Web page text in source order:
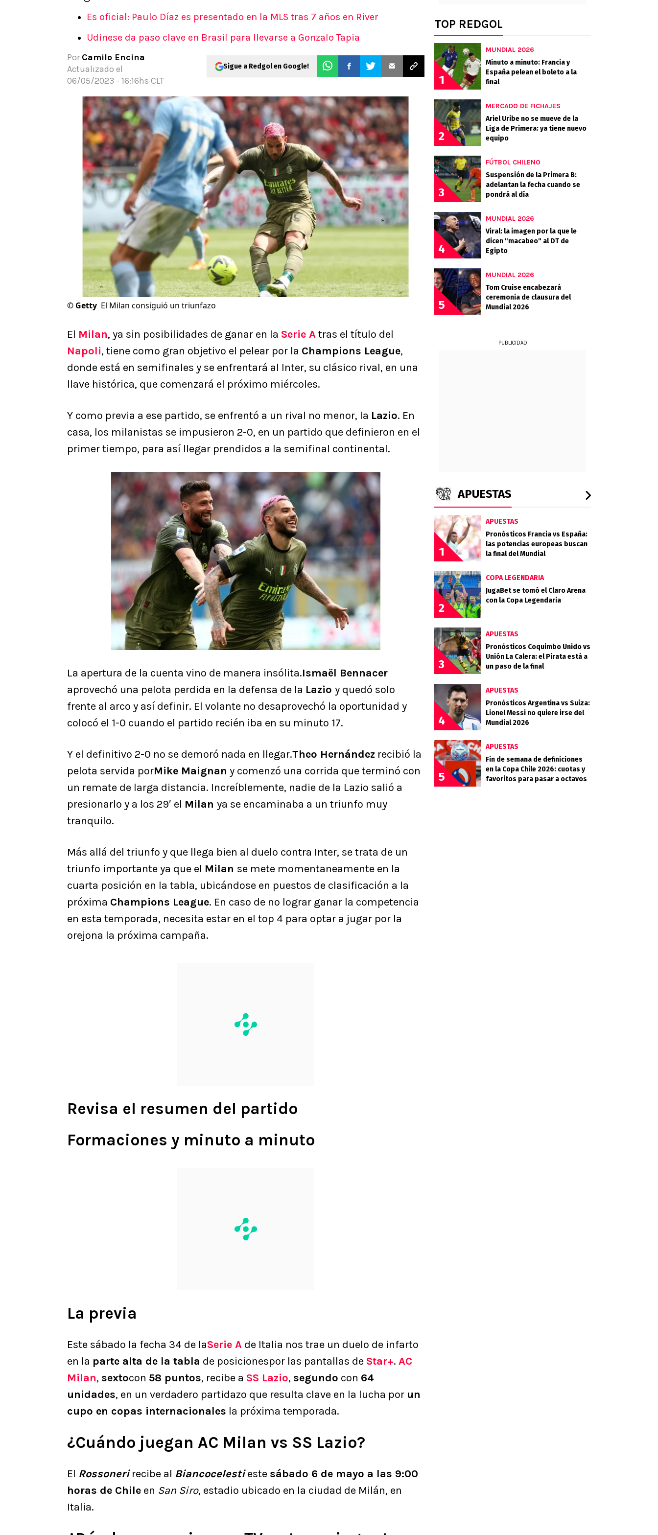
Pronósticos
Apuesta del día
Es oficial: Paulo Díaz es presentado en la MLS tras 7 años en River
Udinese da paso clave en Brasil para llevarse a Gonzalo Tapia
Por Camilo Encina
Actualizado el
06/05/2023 - 16:16hs CLT
Sigue a Redgol en Google!
© Getty El Milan consiguió un triunfazo
El Milan, ya sin posibilidades de ganar en la Serie Atras el título del
Napoli, tiene como gran objetivo el pelear por la Champions League,
donde está en semifinales y se enfrentará al Inter, su clásico rival, en una
llave histórica, que comenzará el próximo miércoles.
Y como previa a ese partido, se enfrentó a un rival no menor, la Lazio. En
casa, los milanistas se impusieron 2-0, en un partido que definieron en el
primer tiempo, para así llegar prendidos a la semifinal continental.
La apertura de la cuenta vino de manera insólita.Ismaël Bennacer
aprovechó una pelota perdida en la defensa de la Lazio y quedó solo
frente al arco y así definir. El volante no desaprovechó la oportunidad y
colocó el 1-0 cuando el partido recién iba en su minuto 17.
Y el definitivo 2-0 no se demoró nada en llegar.Theo Hernández recibió la
pelota servida porMike Maignan y comenzó una corrida que terminó con
un remate de larga distancia. Increíblemente, nadie de la Lazio salió a
presionarlo y a los 29′ el Milan ya se encaminaba a un triunfo muy
tranquilo.
Más allá del triunfo y que llega bien al duelo contra Inter, se trata de un
triunfo importante ya que el Milan se mete momentaneamente en la
cuarta posición en la tabla, ubicándose en puestos de clasificación a la
próxima Champions League. En caso de no lograr ganar la competencia
en esta temporada, necesita estar en el top 4 para optar a jugar por la
orejona la próxima campaña.
Revisa el resumen del partido
Formaciones y minuto a minuto
La previa
Este sábado la fecha 34 de laSerie A de Italia nos trae un duelo de infarto
en la parte alta de la tabla de posicionespor las pantallas de Star+. AC
Milan, sextocon 58 puntos, recibe a SS Lazio, segundo con 64
unidades, en un verdadero partidazo que resulta clave en la lucha por un
cupo en copas internacionales la próxima temporada.
¿Cuándo juegan AC Milan vs SS Lazio?
El Rossonerirecibe al Biancocelestieste sábado 6 de mayo a las 9:00
horas de Chile en San Siro, estadio ubicado en la ciudad de Milán, en
Italia.
TOP REDGOL
1
MUNDIAL 2026
Minuto a minuto: Francia y
España pelean el boleto a la
final
2
MERCADO DE FICHAJES
Ariel Uribe no se mueve de la
Liga de Primera: ya tiene nuevo
equipo
3
FÚTBOL CHILENO
Suspensión de la Primera B:
adelantan la fecha cuando se
pondrá al día
4
MUNDIAL 2026
Viral: la imagen por la que le
dicen "macabeo" al DT de
Egipto
5
MUNDIAL 2026
Tom Cruise encabezará
ceremonia de clausura del
Mundial 2026
PUBLICIDAD
APUESTAS
1
APUESTAS
Pronósticos Francia vs España:
las potencias europeas buscan
la final del Mundial
2
COPA LEGENDARIA
JugaBet se tomó el Claro Arena
con la Copa Legendaria
3
APUESTAS
Pronósticos Coquimbo Unido vs
Unión La Calera: el Pirata está a
un paso de la final
4
APUESTAS
Pronósticos Argentina vs Suiza:
Lionel Messi no quiere irse del
Mundial 2026
5
APUESTAS
Fin de semana de definiciones
en la Copa Chile 2026: cuotas y
favoritos para pasar a octavos